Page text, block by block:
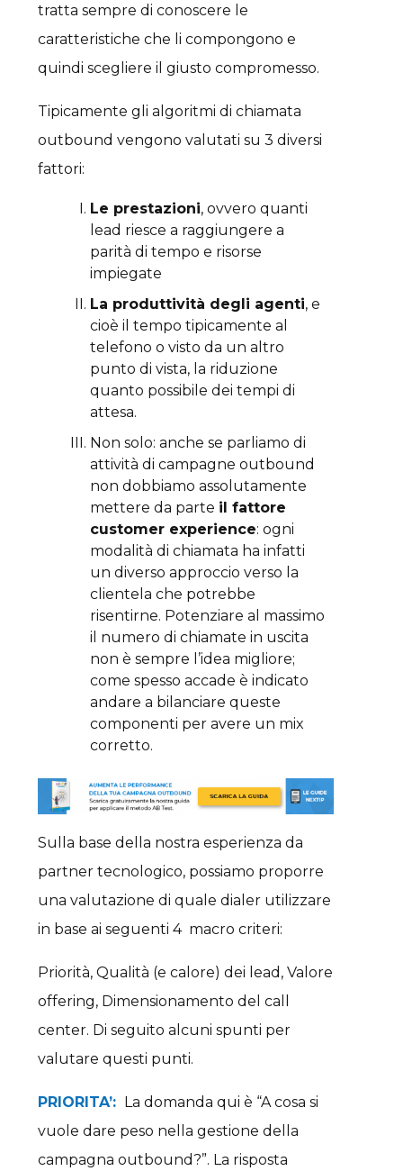
tratta sempre di conoscere le
caratteristiche che li compongono e
quindi scegliere il giusto compromesso.
Tipicamente gli algoritmi di chiamata
outbound vengono valutati su 3 diversi
fattori:
Le prestazioni, ovvero quanti
lead riesce a raggiungere a
parità di tempo e risorse
impiegate
La produttività degli agenti, e
cioè il tempo tipicamente al
telefono o visto da un altro
punto di vista, la riduzione
quanto possibile dei tempi di
attesa.
Non solo: anche se parliamo di
attività di campagne outbound
non dobbiamo assolutamente
mettere da parte il fattore
customer experience: ogni
modalità di chiamata ha infatti
un diverso approccio verso la
clientela che potrebbe
risentirne. Potenziare al massimo
il numero di chiamate in uscita
non è sempre l’idea migliore;
come spesso accade è indicato
andare a bilanciare queste
componenti per avere un mix
corretto.
Sulla base della nostra esperienza da
partner tecnologico, possiamo proporre
una valutazione di quale dialer utilizzare
in base ai seguenti 4 macro criteri:
Priorità, Qualità (e calore) dei lead, Valore
offering, Dimensionamento del call
center. Di seguito alcuni spunti per
valutare questi punti.
PRIORITA’:
La domanda qui è “A cosa si
vuole dare peso nella gestione della
campagna outbound?”. La risposta